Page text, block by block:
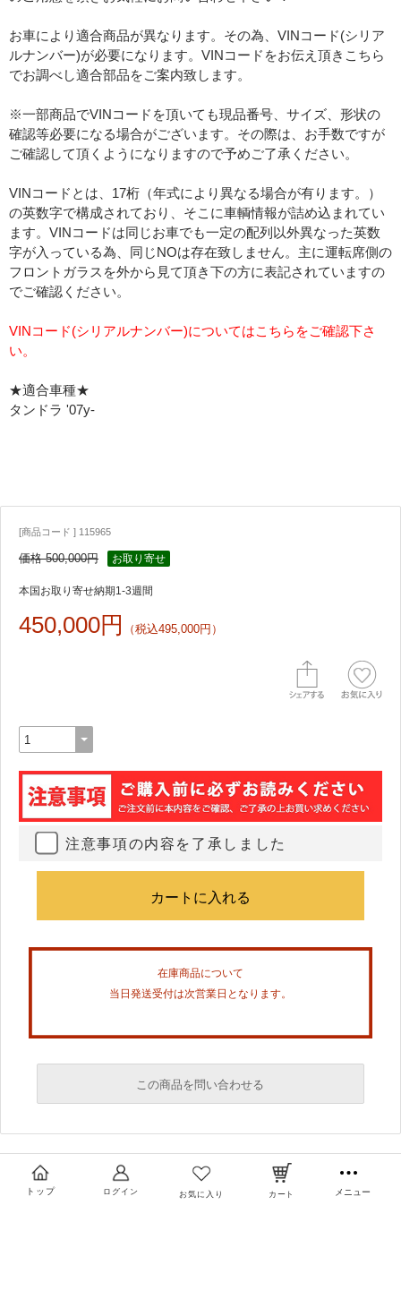
お車により適合商品が異なります。その為、VINコード(シリア
ルナンバー)が必要になります。VINコードをお伝え頂きこちら
でお調べし適合部品をご案内致します。
※一部商品でVINコードを頂いても現品番号、サイズ、形状の
確認等必要になる場合がございます。その際は、お手数ですが
ご確認して頂くようになりますので予めご了承ください。
VINコードとは、17桁（年式により異なる場合が有ります。）
の英数字で構成されており、そこに車輌情報が詰め込まれてい
ます。VINコードは同じお車でも一定の配列以外異なった英数
字が入っている為、同じNOは存在致しません。主に運転席側の
フロントガラスを外から見て頂き下の方に表記されていますの
でご確認ください。
VINコード(シリアルナンバー)についてはこちらをご確認下さ
い。
★適合車種★
タンドラ '07y-
[商品コード ] 115965
価格 500,000円 お取り寄せ
本国お取り寄せ納期1-3週間
450,000円 （税込495,000円）
注意事項の内容を了承しました
在庫商品について
当日発送受付は次営業日となります。
この商品を問い合わせる
トップ ログイン お気に入り カート メニュー